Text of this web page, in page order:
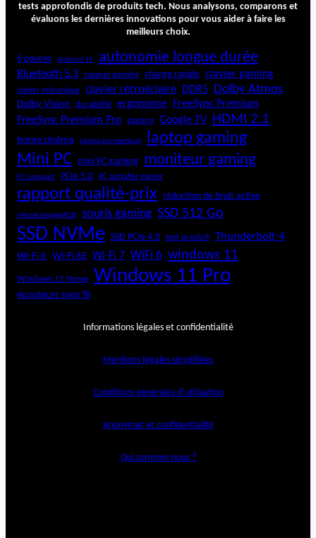
tests approfondis de produits tech. Nous analysons, comparons et
évaluons les dernières innovations pour vous aider à faire les
meilleurs choix.
6 pouces Android 15 autonomie longue durée
Bluetooth 5.3 casque gaming charge rapide clavier gaming
clavier mécanique clavier rétroéclairé DDR5 Dolby Atmos
Dolby Vision durabilité ergonomie
FreeSync Premium
FreeSync Premium Pro
gaming Google TV HDMI 2.1
home cinéma laptop bureautique laptop gaming
Mini PC mini PC gaming moniteur gaming
PC compact PCIe 5.0 PC portable gamer
rapport qualité-prix réduction de bruit active
rétroéclairage RGB souris gaming SSD 512 Go
SSD NVMe SSD PCIe 4.0 test produit Thunderbolt 4
Wi-Fi 6 Wi-Fi 6E Wi-Fi 7 WiFi 6 windows 11
Windows 11 Home Windows 11 Pro
écouteurs sans fil
Informations légales et confidentialité
Mentions légales simplifiées
Conditions générales d’utilisation
Anonymat et confidentialité
Qui sommes-nous ?